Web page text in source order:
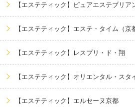
【エステティック】ピュアエステブリア
【エステティック】エステ・タイム（京
【エステティック】レスプリ・ド・翔
【エステティック】オリエンタル・スタ
【エステティック】エルセーヌ京都